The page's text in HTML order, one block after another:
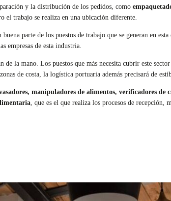
y la distribución de los pedidos, como
el trabajo se realiza en una ubicación diferente.
parte de los puestos de trabajo que se generan en esta
empresas de esta industria.
la mano. Los puestos que más necesita cubrir este sector
de costa, la logística portuaria además precisará de
manipuladores de alimentos, verificadores de
, que es el que realiza los procesos de